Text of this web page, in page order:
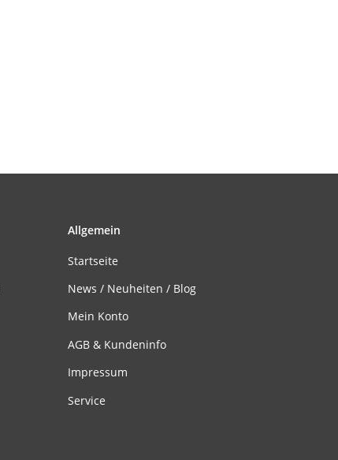
Allgemein
Startseite
News / Neuheiten / Blog
Mein Konto
AGB & Kundeninfo
Impressum
Service